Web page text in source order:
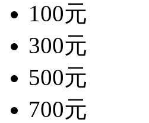
100元
300元
500元
700元